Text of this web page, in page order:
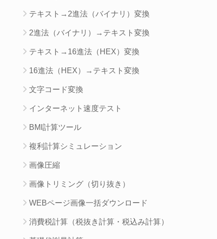
テキスト→2進法（バイナリ）変換
2進法（バイナリ）→テキスト変換
テキスト→16進法（HEX）変換
16進法（HEX）→テキスト変換
文字コード変換
インターネット速度テスト
BMI計算ツール
複利計算シミュレーション
画像圧縮
画像トリミング（切り抜き）
WEBページ画像一括ダウンロード
消費税計算（税抜き計算・税込み計算）